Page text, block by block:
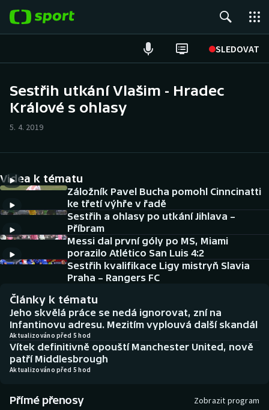
SLEDOVAT
Hokej
Cyklistika
DALŠÍ SPORTY
Americký fotbal
Baseball a softbal
Basketbal
Biatlon
Boby a skeleton
Box
NEPŘEHLÉDNĚTE
Historické návraty
Aplikace ČT sport
AZ kvíz
Sestřih utkání Vlašim - Hradec
Králové s ohlasy
5. 4. 2019
Videa k tématu
Záložník Pavel Bucha pomohl Cinncinatti
ke třetí výhře v řadě
Sestřih a ohlasy po utkání Jihlava –
Příbram
Messi dal první góly po MS, Miami
porazilo Atlético San Luis 4:2
Sestřih kvalifikace Ligy mistryň Slavia
Praha – Rangers FC
Články k tématu
Jeho skvělá práce se nedá ignorovat, zní na
Infantinovu adresu. Mezitím vyplouvá další skandál
Aktualizováno před 5 hod
Vítek definitivně opouští Manchester United, nově
patří Middlesbrough
Aktualizováno před 5 hod
Přímé přenosy Zobrazit program